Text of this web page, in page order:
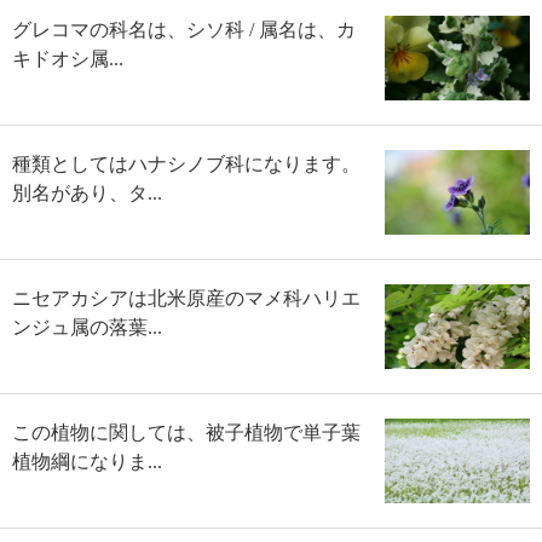
グレコマの科名は、シソ科 / 属名は、カ
キドオシ属...
種類としてはハナシノブ科になります。
別名があり、タ...
ニセアカシアは北米原産のマメ科ハリエ
ンジュ属の落葉...
この植物に関しては、被子植物で単子葉
植物綱になりま...